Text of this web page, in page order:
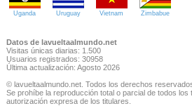
Uganda Uruguay Vietnam Zimbabue
Datos de lavueltaalmundo.net
Visitas únicas diarias: 1.500
Usuarios registrados: 30958
Última actualización: Agosto 2026
© lavueltaalmundo.net. Todos los derechos
Se prohíbe la reproducción total o parcial de todos los
autorización expresa de los titulares.